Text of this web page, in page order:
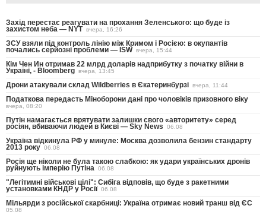
Захід перестає реагувати на прохання Зеленського: що буде із
захистом неба — NYT вчера, 16:26
ЗСУ взяли під контроль лінію між Кримом і Росією: в окупантів
почались серйозні проблеми — ISW вчера, 15:44
Кім Чен Ин отримав 22 млрд доларів надприбутку з початку війни в
Україні, - Bloomberg вчера, 13:45
Дрони атакували склад Wildberries в Єкатеринбурзі вчера, 11:44
Податкова передасть Міноборони дані про чоловіків призовного віку
вчера, 08:20
Путін намагається врятувати залишки свого «авторитету» серед
росіян, вбиваючи людей в Києві — Sky News 06.08
Україна відкинула РФ у минуле: Москва дозволила бензин стандарту
2013 року 06.08
Росія ще ніколи не була такою слабкою: як удари українських дронів
руйнують імперію Путіна 06.08
"Легітимні військові цілі": Сибіга відповів, що буде з ракетними
установками КНДР у Росії 06.08
Мільярди з російської скарбниці: Україна отримає новий транш від ЄС
05.08